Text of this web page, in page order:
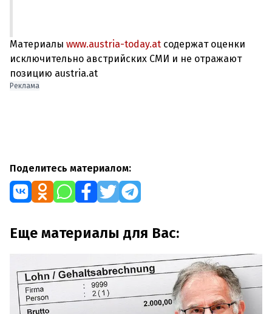
Материалы www.austria-today.at содержат оценки
исключительно австрийских СМИ и не отражают
позицию austria.at
Реклама
Поделитесь материалом:
Еще материалы для Вас: